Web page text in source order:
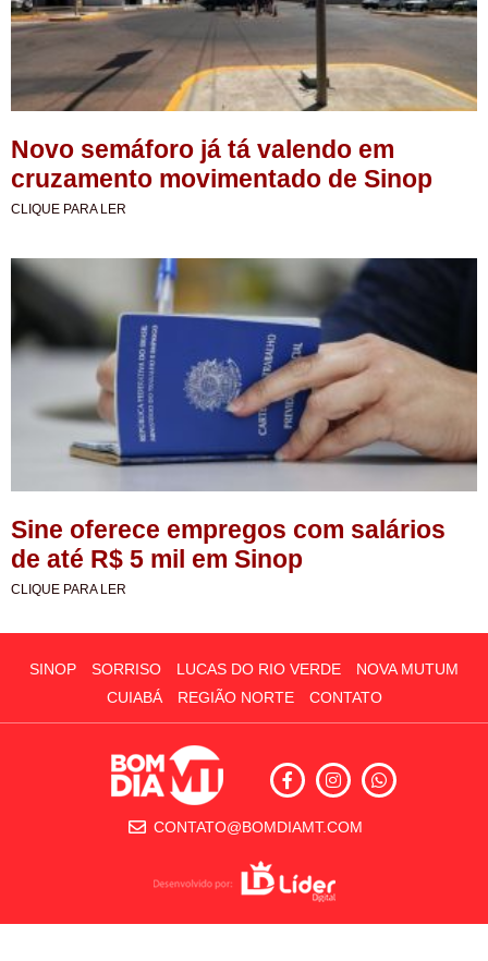
Novo semáforo já tá valendo em
cruzamento movimentado de Sinop
CLIQUE PARA LER
Sine oferece empregos com salários
de até R$ 5 mil em Sinop
CLIQUE PARA LER
SINOP SORRISO LUCAS DO RIO VERDE
NOVA MUTUM
CUIABÁ
REGIÃO NORTE CONTATO
CONTATO@BOMDIAMT.COM